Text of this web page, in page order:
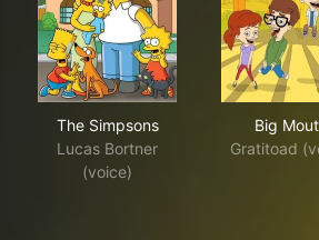
The Simpsons
Lucas Bortner
(voice)
Big
Gratitoad